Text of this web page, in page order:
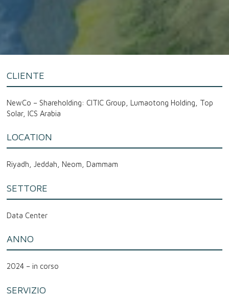
CLIENTE
NewCo – Shareholding: CITIC Group, Lumaotong Holding, Top
Solar, ICS Arabia
LOCATION
Riyadh, Jeddah, Neom, Dammam
SETTORE
Data Center
ANNO
2024 – in corso
SERVIZIO